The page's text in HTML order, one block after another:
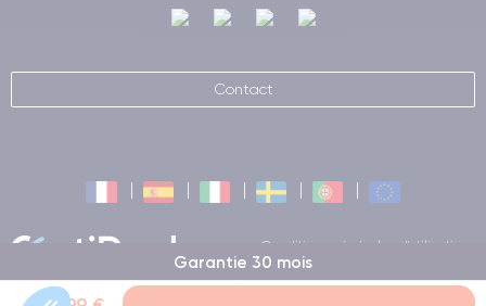
Garantie 30 mois
Contact
Conditions générales d'utilisation
Certideal © 2026 Tous droits
réservés